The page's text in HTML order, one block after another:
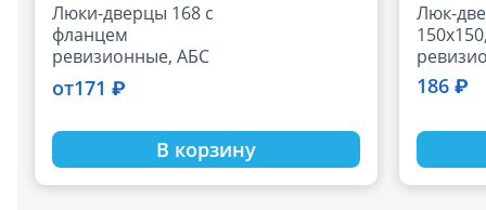
Люки-дверцы 168 с
фланцем
ревизионные, АБС
от171 ₽
В корзину
Люк-
186 ₽